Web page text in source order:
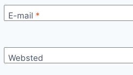
E-mail *
Websted